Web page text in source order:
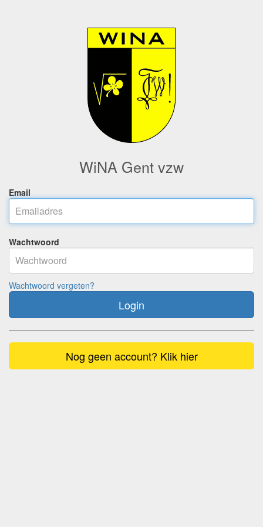
WiNA Gent vzw
Email
Wachtwoord
Wachtwoord vergeten?
Login
Nog geen account? Klik hier